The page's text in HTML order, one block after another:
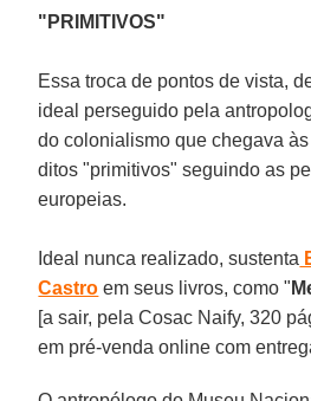
"PRIMITIVOS"
Essa troca de pontos de vista,
ideal perseguido pela
do colonialismo que chegava
ditos "primitivos" seguindo as
europeias.
Ideal nunca realizado, sustenta
Castro em seus livros, como "
[a sair, pela Cosac Naify, 320
em pré-venda online com